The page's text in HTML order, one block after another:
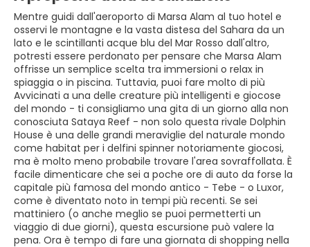
Mentre guidi dall'aeroporto di Marsa Alam al tuo hotel e
osservi le montagne e la vasta distesa del Sahara da un
lato e le scintillanti acque blu del Mar Rosso dall'altro,
potresti essere perdonato per pensare che Marsa Alam
offrisse un semplice scelta tra immersioni o relax in
spiaggia o in piscina. Tuttavia, puoi fare molto di più
Avvicinati a una delle creature più intelligenti e giocose
del mondo - ti consigliamo una gita di un giorno alla non
conosciuta Sataya Reef - non solo questa rivale Dolphin
House è una delle grandi meraviglie del naturale mondo
come habitat per i delfini spinner notoriamente giocosi,
ma è molto meno probabile trovare l'area sovraffollata. È
facile dimenticare che sei a poche ore di auto da forse la
capitale più famosa del mondo antico - Tebe - o Luxor,
come è diventato noto in tempi più recenti. Se sei
mattiniero (o anche meglio se puoi permetterti un
viaggio di due giorni), questa escursione può valere la
pena. Ora è tempo di fare una giornata di shopping nella